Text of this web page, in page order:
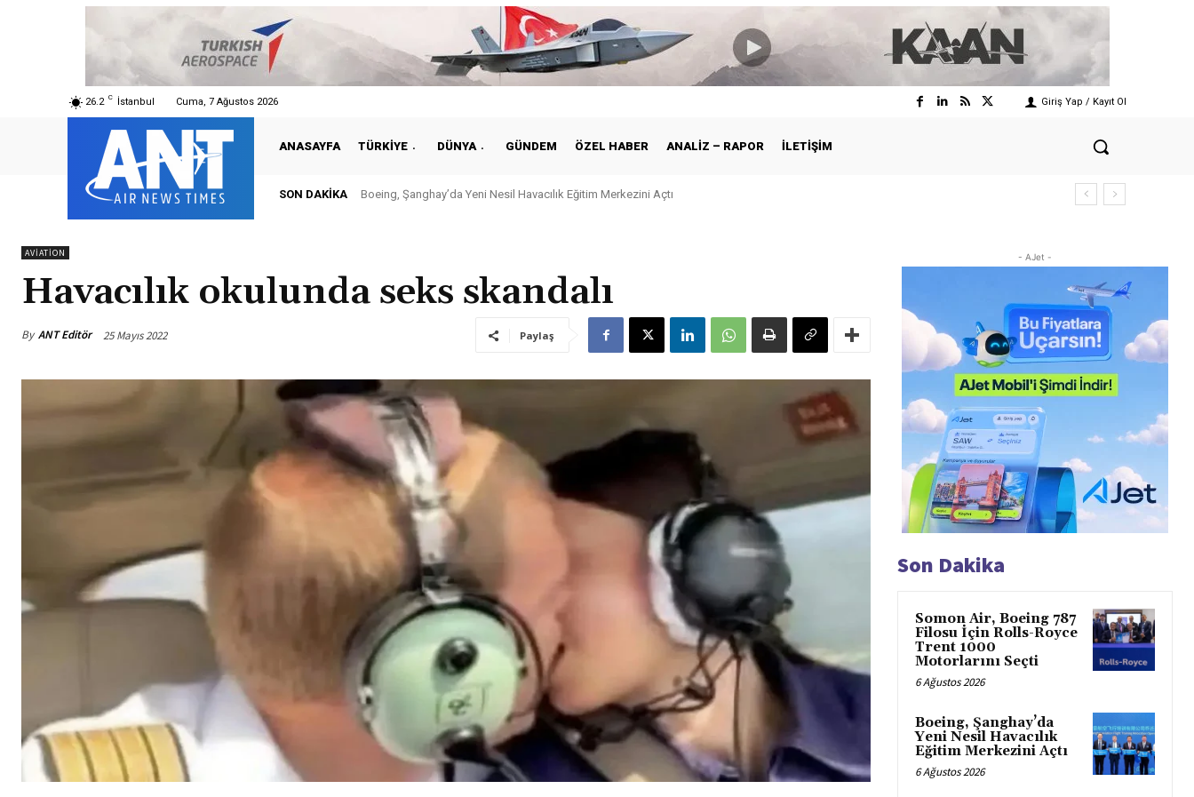
26.2 C İstanbul Cuma, 7 Ağustos 2026 Giriş Yap / Kayıt Ol
ANASAYFA TÜRKIYE DÜNYA GÜNDEM ÖZEL HABER ANALIZ – RAPOR İLETIŞIM
SON DAKIKA Boeing, Şanghay’da Yeni Nesil Havacılık Eğitim Merkezini Açtı
AVIATION
Havacılık okulunda seks skandalı
By ANT Editör 25 Mayıs 2022 Paylaş
- AJet -
Son Dakika
Somon Air, Boeing 787
Filosu İçin Rolls-Royce
Trent 1000
Motorlarını Seçti
6 Ağustos 2026
Boeing, Şanghay’da
Yeni Nesil Havacılık
Eğitim Merkezini Açtı
6 Ağustos 2026